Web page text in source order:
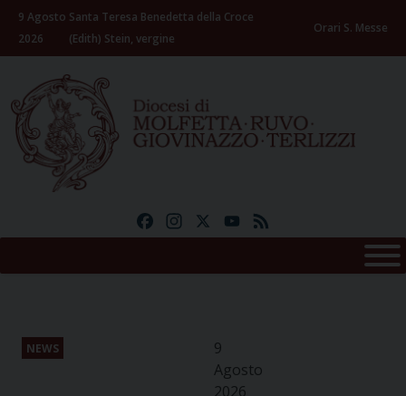
Skip
content
9 Agosto
2026
Santa Teresa Benedetta della Croce
(Edith) Stein, vergine
Orari S. Messe
FacebookInstagramYouTube
NEWS
9
Agosto
2026